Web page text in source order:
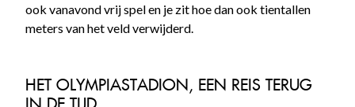
ook vanavond vrij spel en je zit hoe dan ook tientallen
meters van het veld verwijderd.
HET OLYMPIASTADION, EEN REIS TERUG